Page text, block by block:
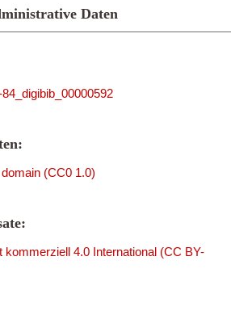
Daten
(CC0 1.0)
kommerziell 4.0 International (CC BY-